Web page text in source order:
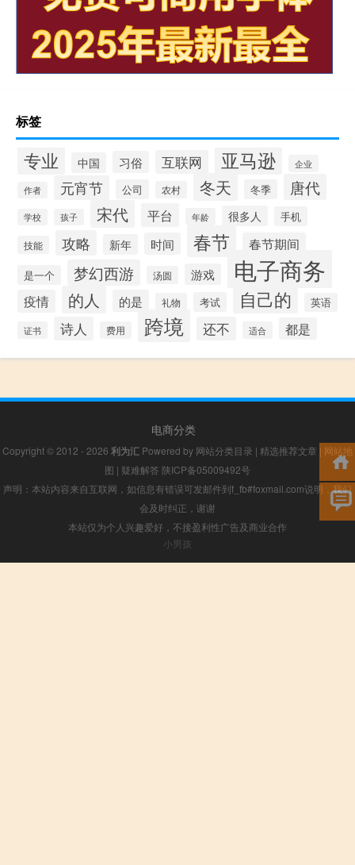
标签
专业 中国 习俗 互联网 亚马逊 企业
作者 元宵节 公司 农村 冬天 冬季 唐代
学校 孩子 宋代 平台 年龄 很多人 手机
技能 攻略 新年 时间 春节 春节期间
是一个 梦幻西游 汤圆 游戏 电子商务
疫情 的人 的是 礼物 考试 自己的 英语
证书 诗人 费用 跨境 还不 适合 都是
电商分类
Copyright © 2012 - 2026 利为汇 Powered by 网站分类目录 | 精选推荐文章 | 网站地
图 | 疑难解答 陕ICP备05009492号
声明：本站内容来自互联网，如信息有错误可发邮件到f_fb#foxmail.com说明，我们
会及时纠正，谢谢
本站仅为个人兴趣爱好，不接盈利性广告及商业合作
小男孩